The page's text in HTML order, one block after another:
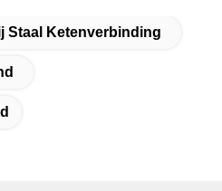
Staal Ketenverbinding